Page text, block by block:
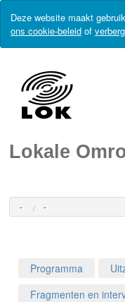
Deze website maakt
ons cookie-beleid of
Lokale
- -
Programma
Fragmenten en